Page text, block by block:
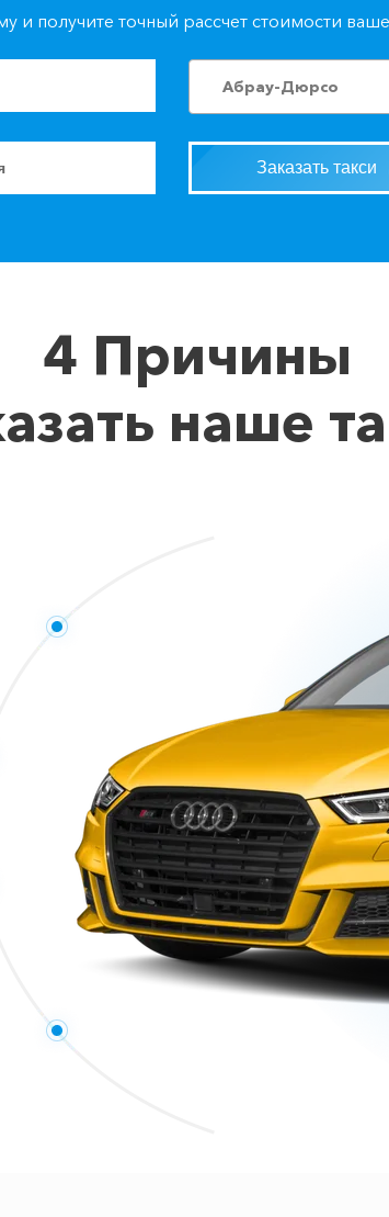
и получите точный рассчет стоимости
Абрау-Дюрсо
Заказать такси
4 Причины
наше